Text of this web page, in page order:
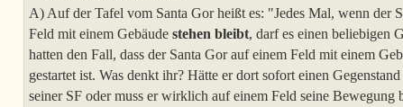
A) Auf der Tafel vom Santa Gor heißt es: "Jedes Mal, wenn der
Feld mit einem Gebäude stehen bleibt, darf es einen beliebigen
hatten den Fall, dass der Santa Gor auf einem Feld mit einem
gestartet ist. Was denkt ihr? Hätte er dort sofort einen
seiner SF oder muss er wirklich auf einem Feld seine Bewegung